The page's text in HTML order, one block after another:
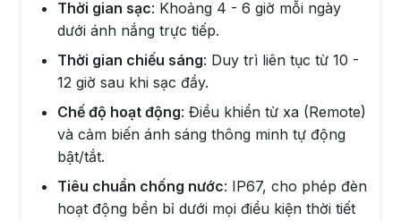
Thời gian sạc: Khoảng 4 - 6 giờ mỗi ngày
dưới ánh nắng trực tiếp.
Thời gian chiếu sáng: Duy trì liên tục từ 10 -
12 giờ sau khi sạc đầy.
Chế độ hoạt động: Điều khiển từ xa (Remote)
và cảm biến ánh sáng thông minh tự động
bật/tắt.
Tiêu chuẩn chống nước: IP67, cho phép đèn
hoạt động bền bỉ dưới mọi điều kiện thời tiết